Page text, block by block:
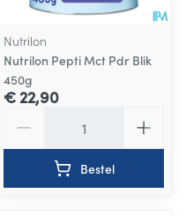
Nutrilon
Nutrilon Pepti Mct Pdr Blik
450g
€ 22,90
Bestel